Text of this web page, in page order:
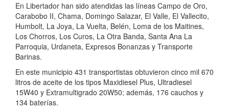
En Libertador han sido atendidas las líneas Campo de Oro,
Carabobo II, Chama, Domingo Salazar, El Valle, El Vallecito,
Humbolt, La Joya, La Vuelta, Belén, Loma de los Maitines,
Los Chorros, Los Curos, La Otra Banda, Santa Ana La
Parroquia, Urdaneta, Expresos Bonanzas y Transporte
Barinas.
En este municipio 431 transportistas obtuvieron cinco mil 670
litros de aceite de los tipos Maxidiesel Plus, Ultradiesel
15W40 y Extramultigrado 20W50; además, 176 cauchos y
134 baterías.